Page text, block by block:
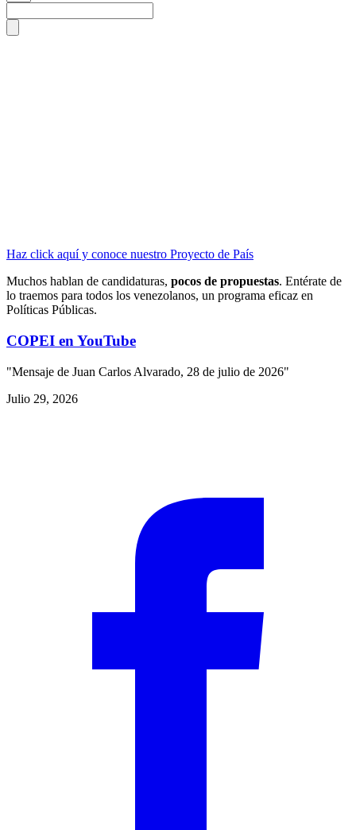
Haz click aquí y conoce nuestro Proyecto de País
Muchos hablan de candidaturas, pocos de propuestas. Entérate de
lo traemos para todos los venezolanos, un programa eficaz en
Políticas Públicas.
COPEI en YouTube
"Mensaje de Juan Carlos Alvarado, 28 de julio de 2026"
Julio 29, 2026